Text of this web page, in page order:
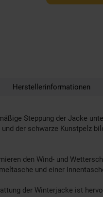
Herstellerinformationen
Steppung der Jacke
der schwarze Kunstpelz
den Wind- und
und einer
der Winterjacke ist